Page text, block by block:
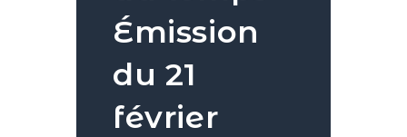
Émission
du 21
février